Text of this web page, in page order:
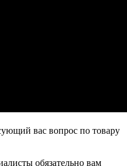
вас вопрос по товару
обязательно вам